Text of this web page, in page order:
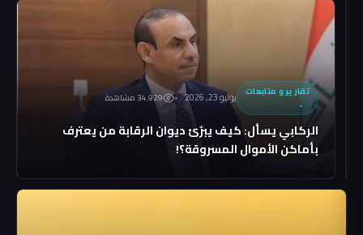
بيد
الدولة
يقتضي
تنظيم
البيشمركة
كما
الحشد
الشعبي!
تقارير و متابعات يوليو 23, 2026 34٬929 مشاهدة
الركابي يسأل: كيف يبرّئ ديوان الرقابة من يعترف
بأماكن الأموال المسروقة؟!